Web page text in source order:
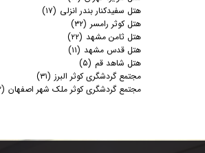
هتل سفیدکنار بندر انزلی (۱۷)
هتل کوثر رامسر (۳۲)
هتل ثامن مشهد (۲۲)
هتل قدس مشهد (۱۱)
هتل شاهد قم (۵)
مجتمع گردشگری کوثر البرز (۳۱)
مجتمع گردشگری کوثر ملک شهر اصفهان (۲)